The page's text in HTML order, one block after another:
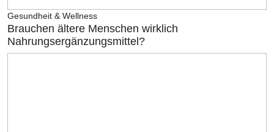
Gesundheit & Wellness
Brauchen ältere Menschen wirklich
Nahrungsergänzungsmittel?